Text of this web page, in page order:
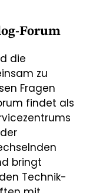
Forum
die
zu
Fragen
findet als
bringt
Technik-